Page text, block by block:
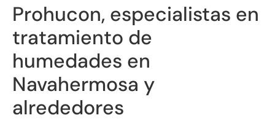
Prohucon, especialistas en
tratamiento de
humedades en
Navahermosa y
alrededores